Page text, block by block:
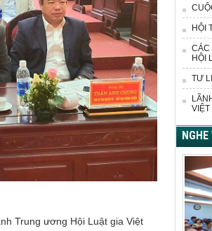
Trung ương Hội Luật gia Việt
HỘI
CÁC
HỘI
TƯ
VIỆT